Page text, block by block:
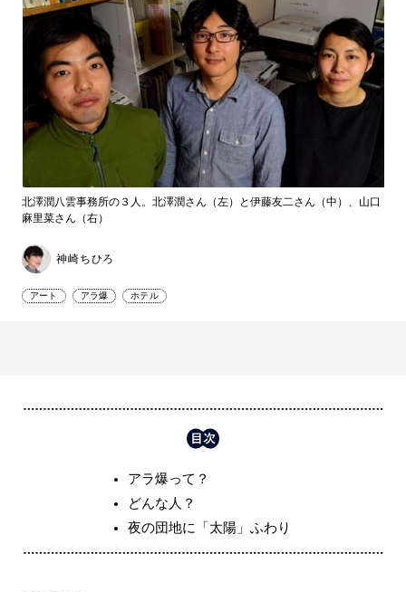
北澤潤八雲事務所の３人。北澤潤さん（左）と伊藤友二さん（中）、山口
麻里菜さん（右）
神崎ちひろ
アート アラ爆 ホテル
アラ爆って？
どんな人？
夜の団地に「太陽」ふわり